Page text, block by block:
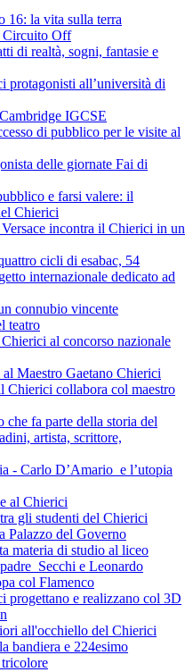
16: la vita sulla terra
Circuito Off
di realtà, sogni, fantasie e
protagonisti all’università di
IGCSE
di pubblico per le visite al
delle giornate Fai di
e farsi valere: il
Chierici
incontra il Chierici in un
cicli di esabac, 54
internazionale dedicato ad
connubio vincente
teatro
al concorso nazionale
Maestro Gaetano Chierici
Chierici collabora col maestro
che fa parte della storia del
artista, scrittore,
- Carlo D’Amario e l’utopia
al Chierici
gli studenti del Chierici
Palazzo del Governo
materia di studio al liceo
Secchi e Leonardo
col Flamenco
progettano e realizzano col 3D
all'occhiello del Chierici
bandiera e 224esimo